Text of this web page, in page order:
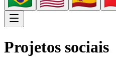
Projetos sociais